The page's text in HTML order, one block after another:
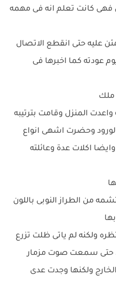
فهى كانت تعلم انه فى مهمه
عليه حتى انقطع الاتصال
عودته كما اخبرها فى
ملك
المنزل وقامت بترتيبه
وحضرت اشهى انواع
اكلات عدة وعائلته
من الطراز النوبى باللون
ولكنه لم ياتى ظلت تزرع
حتى سمعت صوت مزمار
ولكنها وجدت عدى